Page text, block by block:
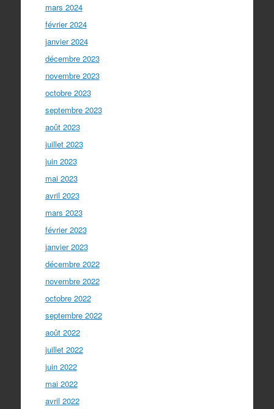
mars 2024
février 2024
janvier 2024
décembre 2023
novembre 2023
octobre 2023
septembre 2023
août 2023
juillet 2023
juin 2023
mai 2023
avril 2023
mars 2023
février 2023
janvier 2023
décembre 2022
novembre 2022
octobre 2022
septembre 2022
août 2022
juillet 2022
juin 2022
mai 2022
avril 2022